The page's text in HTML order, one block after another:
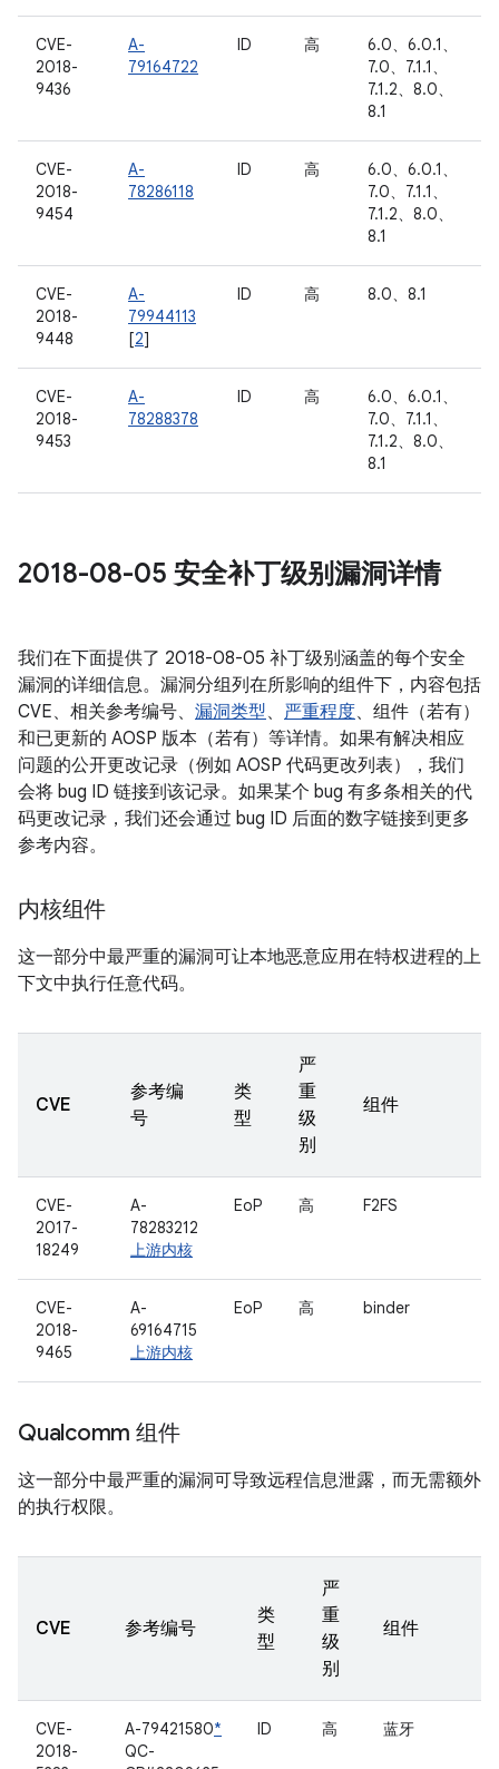
CVE-
2018-
9436
A-
79164722
ID 高
6.0、6.0.1、
7.0、7.1.1、
7.1.2、8.0、
8.1
CVE-
2018-
9454
A-
78286118
ID 高
6.0、6.0.1、
7.0、7.1.1、
7.1.2、8.0、
8.1
CVE-
2018-
9448
A-
79944113
[2]
ID 高 8.0、8.1
CVE-
2018-
9453
A-
78288378
ID 高
6.0、6.0.1、
7.0、7.1.1、
7.1.2、8.0、
8.1
2018-08-05 安全补丁级别漏洞详情
我们在下面提供了 2018-08-05 补丁级别涵盖的每个安全
漏洞的详细信息。漏洞分组列在所影响的组件下，内容包括
CVE、相关参考编号、 漏洞类型、 严重程度、组件（若有）
和已更新的 AOSP 版本（若有）等详情。如果有解决相应
问题的公开更改记录（例如 AOSP 代码更改列表），我们
会将 bug ID 链接到该记录。如果某个 bug 有多条相关的代
码更改记录，我们还会通过 bug ID 后面的数字链接到更多
参考内容。
内核组件
这一部分中最严重的漏洞可让本地恶意应用在特权进程的上
下文中执行任意代码。
CVE
参考编
号
类
型
严
重
级
别
组件
CVE-
2017-
18249
A-
78283212
上游内核
EoP 高 F2FS
CVE-
2018-
9465
A-
69164715
上游内核
EoP 高 binder
Qualcomm 组件
这一部分中最严重的漏洞可导致远程信息泄露，而无需额外
的执行权限。
CVE 参考编号
类
型
严
重
级
别
组件
CVE-
2018-
A-79421580*
QC-
ID 高 蓝牙